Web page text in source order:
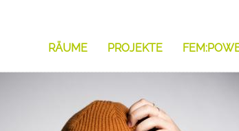
RÄUME PROJEKTE